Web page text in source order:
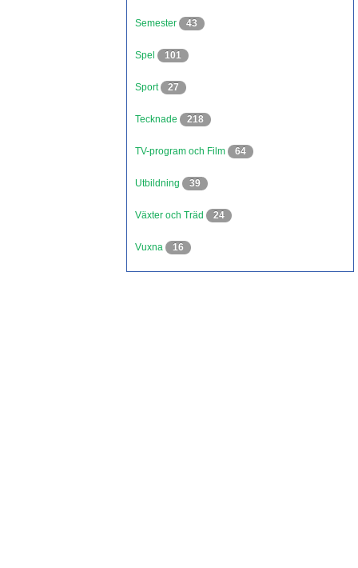
Semester 43
Spel 101
Sport 27
Tecknade 218
TV-program och Film 64
Utbildning 39
Växter och Träd 24
Vuxna 16